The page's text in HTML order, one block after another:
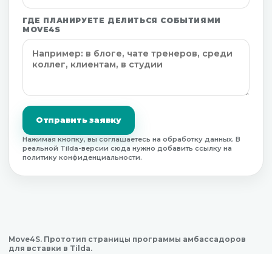
ГДЕ ПЛАНИРУЕТЕ ДЕЛИТЬСЯ СОБЫТИЯМИ
MOVE4S
Отправить заявку
Нажимая кнопку, вы соглашаетесь на обработку данных. В
реальной Tilda-версии сюда нужно добавить ссылку на
политику конфиденциальности.
Move4S. Прототип страницы программы амбассадоров
для вставки в Tilda.